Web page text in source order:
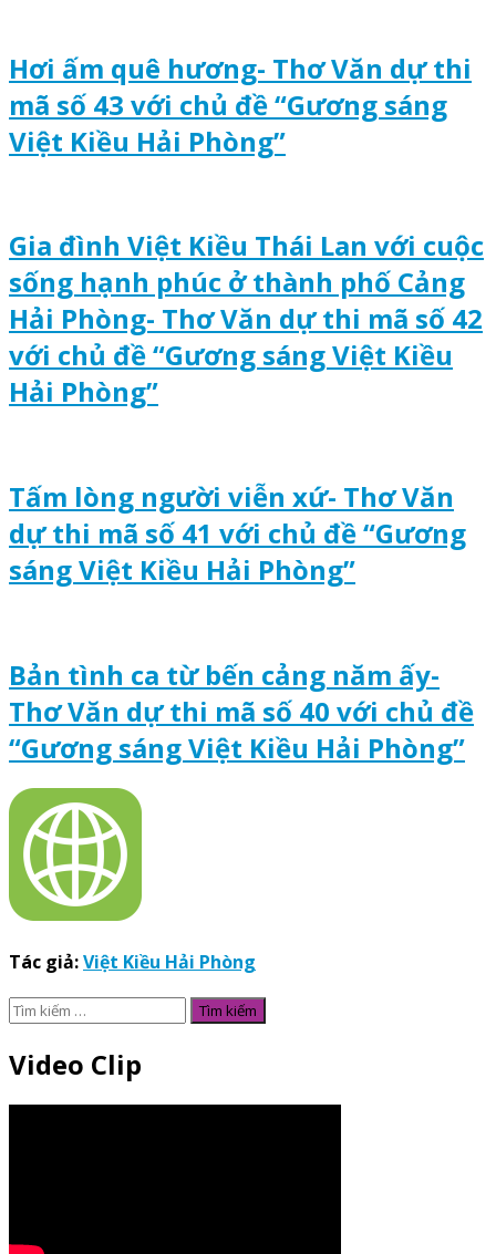
Hơi ấm quê hương- Thơ Văn dự thi
mã số 43 với chủ đề “Gương sáng
Việt Kiều Hải Phòng”
Gia đình Việt Kiều Thái Lan với cuộc
sống hạnh phúc ở thành phố Cảng
Hải Phòng- Thơ Văn dự thi mã số 42
với chủ đề “Gương sáng Việt Kiều
Hải Phòng”
Tấm lòng người viễn xứ- Thơ Văn
dự thi mã số 41 với chủ đề “Gương
sáng Việt Kiều Hải Phòng”
Bản tình ca từ bến cảng năm ấy-
Thơ Văn dự thi mã số 40 với chủ đề
“Gương sáng Việt Kiều Hải Phòng”
Tác giả:Việt Kiều Hải Phòng
Tìm
cho:
Video Clip